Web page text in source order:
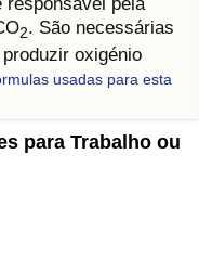
responsável pela
2. São necessárias
oxigénio
usadas para esta
para Trabalho ou